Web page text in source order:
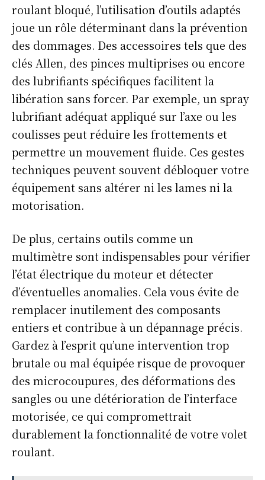
roulant bloqué, l’utilisation d’outils adaptés
joue un rôle déterminant dans la prévention
des dommages. Des accessoires tels que des
clés Allen, des pinces multiprises ou encore
des lubrifiants spécifiques facilitent la
libération sans forcer. Par exemple, un spray
lubrifiant adéquat appliqué sur l’axe ou les
coulisses peut réduire les frottements et
permettre un mouvement fluide. Ces gestes
techniques peuvent souvent débloquer votre
équipement sans altérer ni les lames ni la
motorisation.
De plus, certains outils comme un
multimètre sont indispensables pour vérifier
l’état électrique du moteur et détecter
d’éventuelles anomalies. Cela vous évite de
remplacer inutilement des composants
entiers et contribue à un dépannage précis.
Gardez à l’esprit qu’une intervention trop
brutale ou mal équipée risque de provoquer
des microcoupures, des déformations des
sangles ou une détérioration de l’interface
motorisée, ce qui compromettrait
durablement la fonctionnalité de votre volet
roulant.